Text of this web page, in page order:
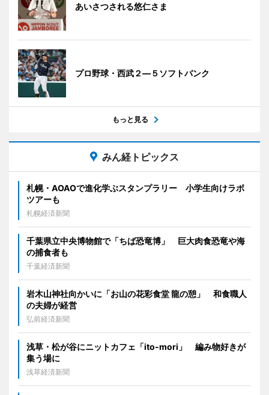
あいさつされる悠仁さま
プロ野球・西武２―５ソフトバンク
もっと見る
みん経トピックス
札幌・AOAOで進化学ぶスタンプラリー 小学生向けラボ
ツアーも
札幌経済新聞
千葉県立中央博物館で「ちば恐竜博」 巨大肉食恐竜や海
の捕食者も
千葉経済新聞
岩木山神社向かいに「お山の花彩食堂 龍の憩」 和食職人
の夫婦が経営
弘前経済新聞
浅草・松が谷にニットカフェ「ito-mori」 編み物好きが
集う場に
浅草経済新聞